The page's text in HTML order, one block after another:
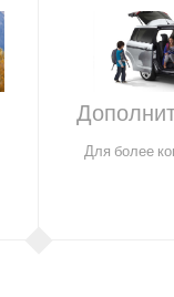
Для более